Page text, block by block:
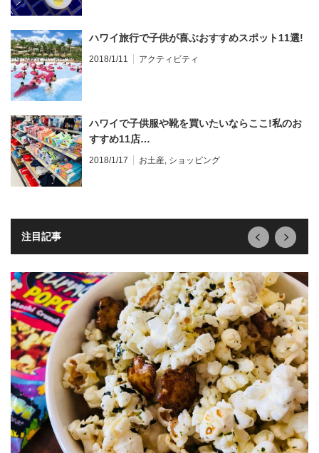
ハワイ旅行で子供が喜ぶおすすめスポット11選!
2018/1/11 アクティビティ
ハワイで子供服や靴を買いたいならここ!私のお
すすめ11店…
2018/1/17 お土産, ショッピング
注目記事 next